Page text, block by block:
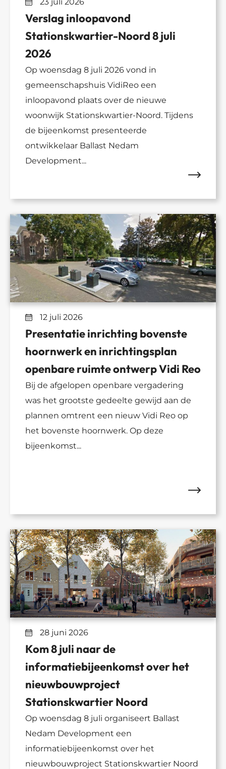
Verslag inloopavond
Stationskwartier-Noord 8 juli
2026
Op woensdag 8 juli 2026 vond in
gemeenschapshuis VidiReo een
inloopavond plaats over de nieuwe
woonwijk Stationskwartier-Noord. Tijdens
de bijeenkomst presenteerde
ontwikkelaar Ballast Nedam
Development...
12 juli 2026
Presentatie inrichting bovenste
hoornwerk en inrichtingsplan
openbare ruimte ontwerp Vidi Reo
Bij de afgelopen openbare vergadering
was het grootste gedeelte gewijd aan de
plannen omtrent een nieuw Vidi Reo op
het bovenste hoornwerk. Op deze
bijeenkomst...
28 juni 2026
Kom 8 juli naar de
informatiebijeenkomst over het
nieuwbouwproject
Stationskwartier Noord
Op woensdag 8 juli organiseert Ballast
Nedam Development een
informatiebijeenkomst over het
nieuwbouwproject Stationskwartier Noord